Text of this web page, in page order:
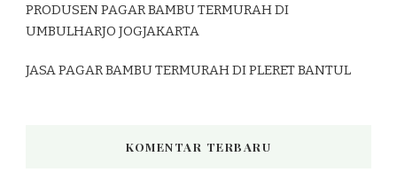
PRODUSEN PAGAR BAMBU TERMURAH DI
UMBULHARJO JOGJAKARTA
JASA PAGAR BAMBU TERMURAH DI PLERET BANTUL
KOMENTAR TERBARU